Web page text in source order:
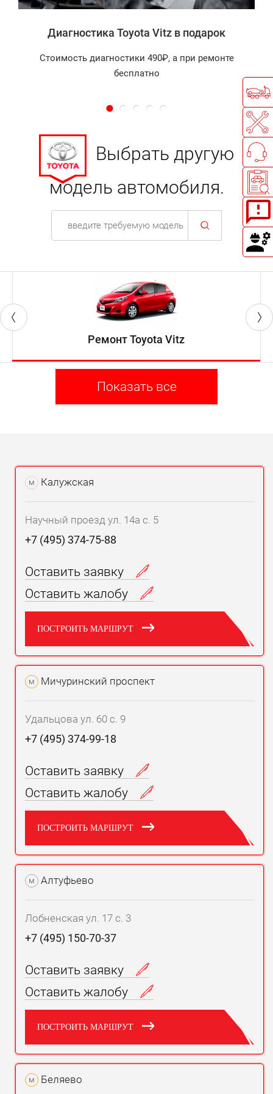
Диагностика Toyota Vitz в подарок
Стоимость диагностики 490₽, а при ремонте
бесплатно
Выбрать другую
модель автомобиля.
Ремонт Toyota Vitz
Показать все
м Калужская
Научный проезд ул. 14а с. 5
+7 (495) 374-75-88
Оставить заявку
Оставить жалобу
ПОСТРОИТЬ МАРШРУТ
м Мичуринский проспект
Удальцова ул. 60 с. 9
+7 (495) 374-99-18
Оставить заявку
Оставить жалобу
ПОСТРОИТЬ МАРШРУТ
м Алтуфьево
Лобненская ул. 17 с. 3
+7 (495) 150-70-37
Оставить заявку
Оставить жалобу
ПОСТРОИТЬ МАРШРУТ
м Беляево